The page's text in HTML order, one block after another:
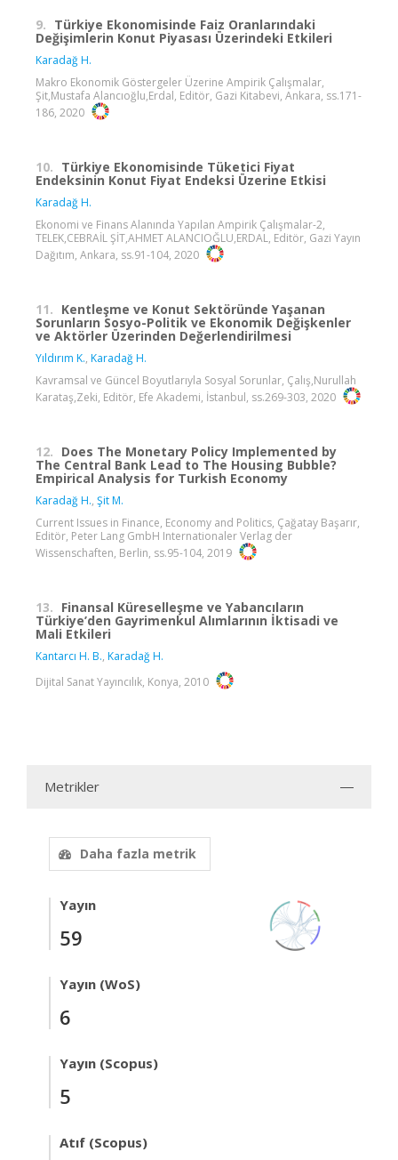
9. Türkiye Ekonomisinde Faiz Oranlarındaki
Değişimlerin Konut Piyasası Üzerindeki Etkileri
Karadağ H.
Makro Ekonomik Göstergeler Üzerine Ampirik Çalışmalar,
Şit,Mustafa Alancıoğlu,Erdal, Editör, Gazi Kitabevi, Ankara, ss.171-
186, 2020
10. Türkiye Ekonomisinde Tüketici Fiyat
Endeksinin Konut Fiyat Endeksi Üzerine Etkisi
Karadağ H.
Ekonomi ve Finans Alanında Yapılan Ampirik Çalışmalar-2,
TELEK,CEBRAİL ŞİT,AHMET ALANCIOĞLU,ERDAL, Editör, Gazi Yayın
Dağıtım, Ankara, ss.91-104, 2020
11. Kentleşme ve Konut Sektöründe Yaşanan
Sorunların Sosyo-Politik ve Ekonomik Değişkenler
ve Aktörler Üzerinden Değerlendirilmesi
Yıldırım K., Karadağ H.
Kavramsal ve Güncel Boyutlarıyla Sosyal Sorunlar, Çalış,Nurullah
Karataş,Zeki, Editör, Efe Akademi, İstanbul, ss.269-303, 2020
12. Does The Monetary Policy Implemented by
The Central Bank Lead to The Housing Bubble?
Empirical Analysis for Turkish Economy
Karadağ H., Şit M.
Current Issues in Finance, Economy and Politics, Çağatay Başarır,
Editör, Peter Lang GmbH Internationaler Verlag der
Wissenschaften, Berlin, ss.95-104, 2019
13. Finansal Küreselleşme ve Yabancıların
Türkiye’den Gayrimenkul Alımlarının İktisadi ve
Mali Etkileri
Kantarcı H. B., Karadağ H.
Dijital Sanat Yayıncılık, Konya, 2010
Metrikler
Daha fazla metrik
Yayın
59
Yayın (WoS)
6
Yayın (Scopus)
5
Atıf (Scopus)